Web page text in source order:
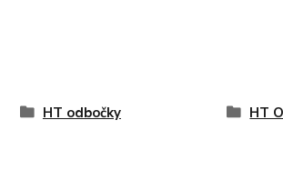
HT odbočky HT